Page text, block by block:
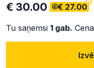
€ 30.00 € 27.00
Tu saņemsi 1 gab.